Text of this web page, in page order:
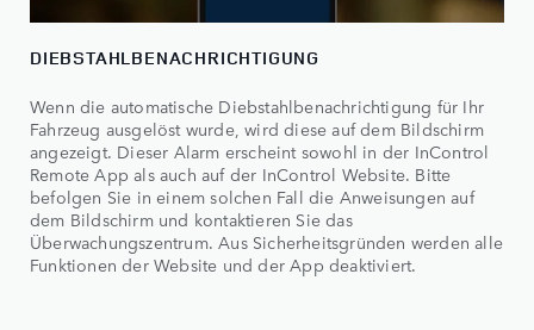
DIEBSTAHLBENACHRICHTIGUNG
Wenn die automatische Diebstahlbenachrichtigung für Ihr
Fahrzeug ausgelöst wurde, wird diese auf dem Bildschirm
angezeigt. Dieser Alarm erscheint sowohl in der InControl
Remote App als auch auf der InControl Website. Bitte
befolgen Sie in einem solchen Fall die Anweisungen auf
dem Bildschirm und kontaktieren Sie das
Überwachungszentrum. Aus Sicherheitsgründen werden alle
Funktionen der Website und der App deaktiviert.